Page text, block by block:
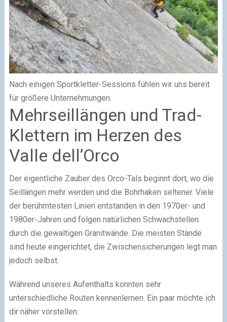
Nach einigen Sportkletter-Sessions fühlen wir uns bereit
für größere Unternehmungen.
Mehrseillängen und Trad-
Klettern im Herzen des
Valle dell’Orco
Der eigentliche Zauber des Orco-Tals beginnt dort, wo die
Seillängen mehr werden und die Bohrhaken seltener. Viele
der berühmtesten Linien entstanden in den 1970er- und
1980er-Jahren und folgen natürlichen Schwachstellen
durch die gewaltigen Granitwände. Die meisten Stände
sind heute eingerichtet, die Zwischensicherungen legt man
jedoch selbst.
Während unseres Aufenthalts konnten sehr
unterschiedliche Routen kennenlernen. Ein paar möchte ich
dir näher vorstellen.